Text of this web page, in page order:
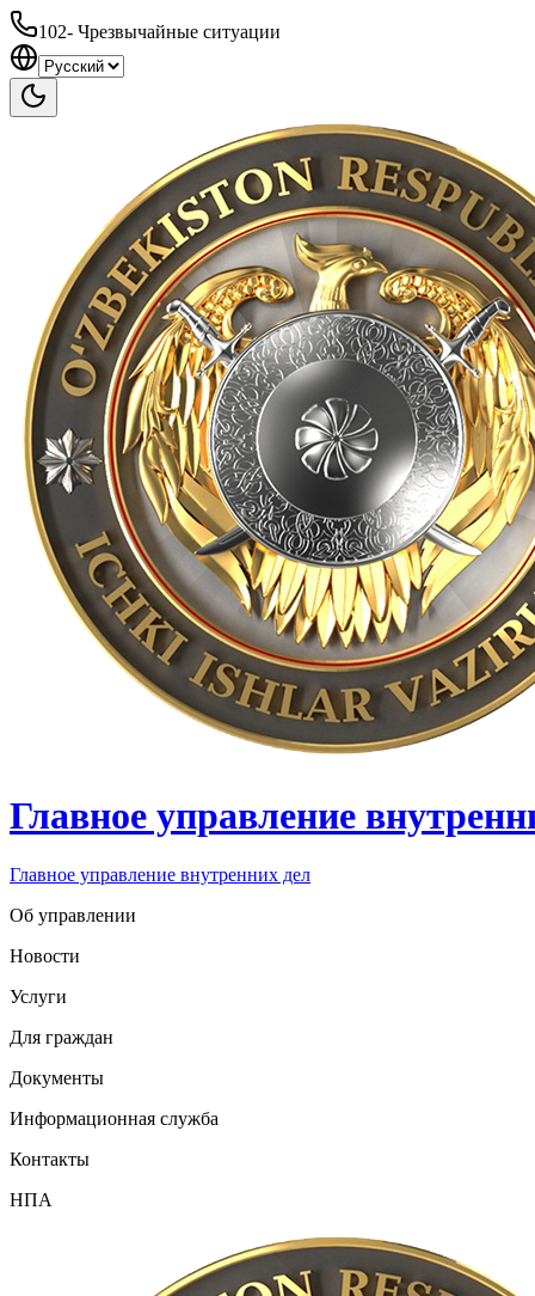
102- Чрезвычайные ситуации
Главное управление
Главное управление внутренних дел
Об управлении
Новости
Услуги
Для граждан
Документы
Информационная служба
Контакты
НПА